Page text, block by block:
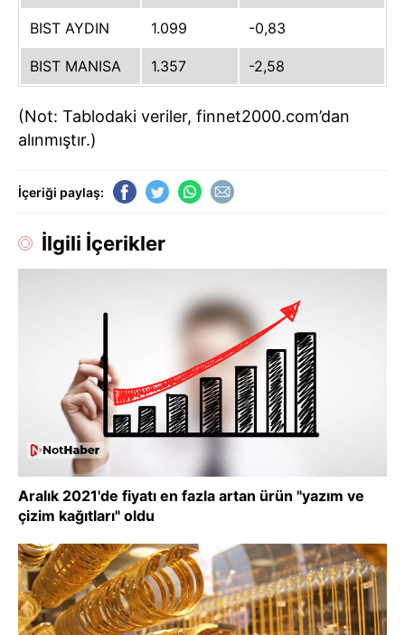
BIST AYDIN 1.099 -0,83
BIST MANISA 1.357 -2,58
(Not: Tablodaki veriler, finnet2000.com’dan
alınmıştır.)
İçeriği paylaş:
İlgili İçerikler
Aralık 2021'de fiyatı en fazla artan ürün "yazım ve
çizim kağıtları" oldu